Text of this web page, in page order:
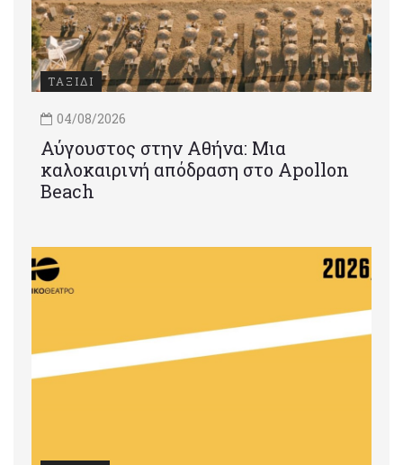
ΤΑΞΙΔΙ
04/08/2026
Αύγουστος στην Αθήνα: Μια
καλοκαιρινή απόδραση στο Apollon
Beach